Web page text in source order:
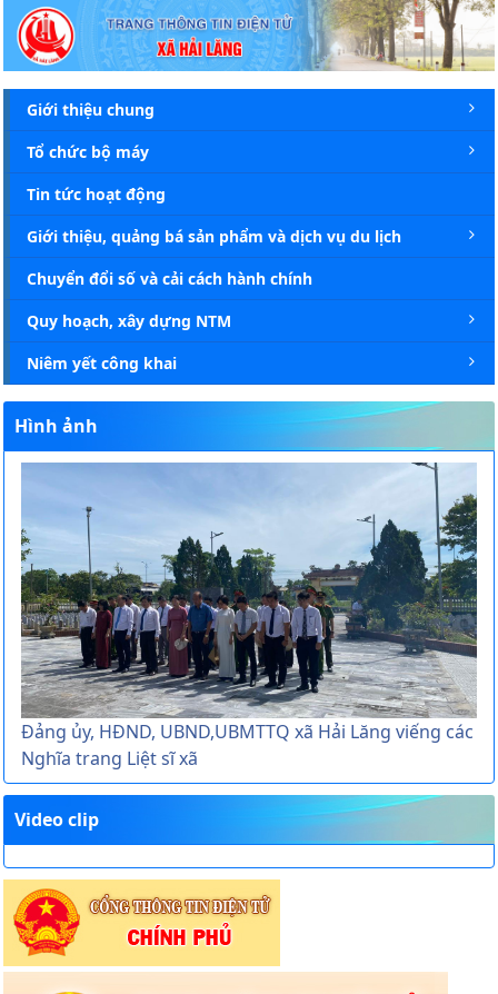
Chi tiết tin - Xã Hải Lăng
Giới thiệu chung
Tổ chức bộ máy
Tin tức hoạt động
Giới thiệu, quảng bá sản phẩm và dịch vụ du lịch
Chuyển đổi số và cải cách hành chính
Quy hoạch, xây dựng NTM
Niêm yết công khai
Hình ảnh
Đảng ủy, HĐND, UBND,UBMTTQ xã Hải Lăng viếng các
Nghĩa trang Liệt sĩ xã
Video clip